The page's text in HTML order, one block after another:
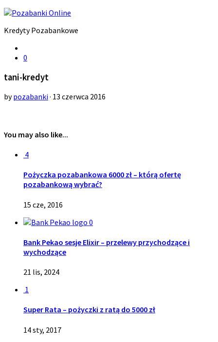
Kredyty Pozabankowe
0
tani-kredyt
bypozabanki· 13 czerwca 2016
You may also like...
4
Pożyczka pozabankowa 6000 zł – którą ofertę
pozabankową wybrać?
15 cze, 2016
0
Bank Pekao sesje Elixir – przelewy przychodzące i
wychodzące
21 lis, 2024
1
Super Rata – pożyczki z ratą do 5000 zł
14 sty, 2017